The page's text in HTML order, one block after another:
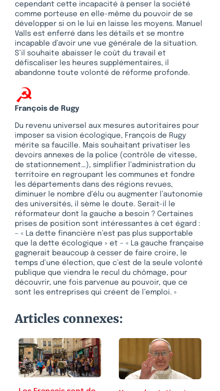
cependant cette incapacité à penser la société
comme porteuse en elle-même du pouvoir de se
développer si on le lui en laisse les moyens. Manuel
Valls est enferré dans les détails et se montre
incapable d’avoir une vue générale de la situation.
S’il souhaite abaisser le coût du travail et
défiscaliser les heures supplémentaires, il
abandonne toute volonté de réforme profonde.
François de Rugy
Du revenu universel aux mesures autoritaires pour
imposer sa vision écologique, François de Rugy
mérite sa faucille. Mais souhaitant privatiser les
devoirs annexes de la police (contrôle de vitesse,
de stationnement…), simplifier l’administration du
territoire en regroupant les communes et fondre
les départements dans des régions revues,
diminuer le nombre d’élu ou augmenter l’autonomie
des universités, il sème le doute. Serait-il le
réformateur dont la gauche a besoin ? Certaines
prises de position sont intéressantes à cet égard :
– « La dette financière n’est pas plus supportable
que la dette écologique » et – « La gauche française
gagnerait beaucoup à cesser de faire croire, le
temps d’une élection, que c’est de la seule volonté
publique que viendra le recul du chômage, pour
découvrir, une fois parvenue au pouvoir, que ce
sont les entreprises qui créent de l’emploi. »
Articles connexes: